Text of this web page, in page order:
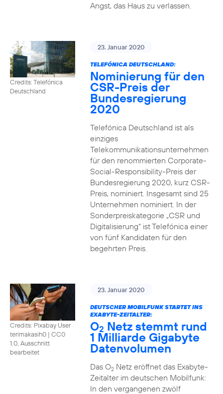
Angst, das Haus zu verlassen.
Credits: Telefónica
Deutschland
23. Januar 2020
TELEFÓNICA DEUTSCHLAND:
Nominierung für den
CSR-Preis der
Bundesregierung
2020
Telefónica Deutschland ist als
einziges
Telekommunikationsunternehmen
für den renommierten Corporate-
Social-Responsibility-Preis der
Bundesregierung 2020, kurz CSR-
Preis, nominiert. Insgesamt sind 25
Unternehmen nominiert. In der
Sonderpreiskategorie „CSR und
Digitalisierung“ ist Telefónica einer
von fünf Kandidaten für den
begehrten Preis.
Credits: Pixabay User
terimakasih0 | CC0
1.0, Ausschnitt
bearbeitet
23. Januar 2020
DEUTSCHER MOBILFUNK STARTET INS
EXABYTE-ZEITALTER:
O2 Netz stemmt rund
1 Milliarde Gigabyte
Datenvolumen
Das O2Netz eröffnet das Exabyte-
Zeitalter im deutschen Mobilfunk:
In den vergangenen zwölf